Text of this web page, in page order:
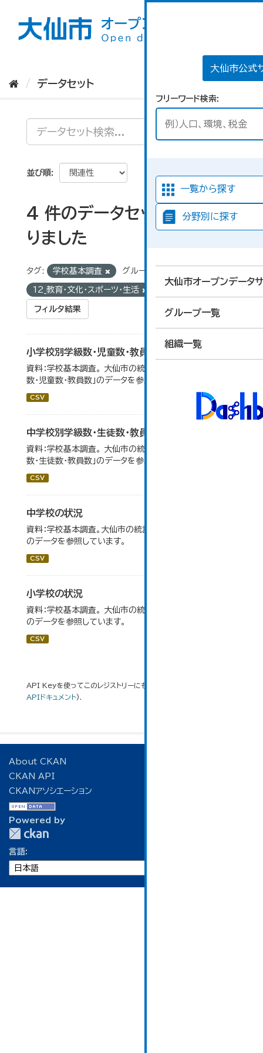
大仙市公式
フリーワード検索
一覧から探す
分野別に探す
大仙市オープンデータ
グループ一覧
組織一覧
データセット
並び順
4 件のデータセットが見つか
りました
タグ: 学校基本調査 グループ:
12_教育・文化・スポーツ・生活
フィルタ結果
小学校別学級数・児童数・教員数
資料：学校基本調査。 大仙市の統計「14-4 小学校別学級
数・児童数・教員数」のデータを参照しています。
CSV
中学校別学級数・生徒数・教員数
資料：学校基本調査。 大仙市の統計「14-6 中学校別学級
数・生徒数・教員数」のデータを参照しています。
CSV
中学校の状況
資料：学校基本調査。大仙市の統計「14-5 中学校の状況」
のデータを参照しています。
CSV
小学校の状況
資料：学校基本調査。 大仙市の統計「14-3 小学校の状況」
のデータを参照しています。
CSV
API Keyを使ってこのレジストリーにもアクセス可能です
APIドキュメント).
About CKAN
CKAN API
CKANアソシエーション
Powered by
言語